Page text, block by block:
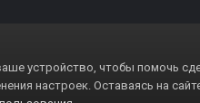
устройство, чтобы помочь
настроек. Оставаясь на